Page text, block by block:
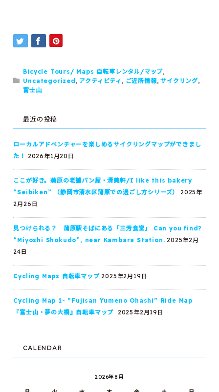
Bicycle Tours/ Maps 自転車レンタル/マップ,
Uncategorized , アクティビティ , ご近所情報,サイクリング,
富士山
最近の投稿
ローカルアドベンチャーを楽しめるサイクリングマップができまし
た！
2026年1月20日
ここが好き。蒲原の老舗パン屋・清美軒/I like this bakery
“Seibiken” （静岡市清水区蒲原での過ごし方シリーズ）
2025年
2月26日
見つけられる？ 蒲原駅そばにある「三芳食堂」 Can you find?
“Miyoshi Shokudo”, near Kambara Station. 2025年2月
24日
Cycling Maps 自転車マップ 2025年2月19日
Cycling Map 1- ”Fujisan Yumeno Ohashi” Ride Map
『富士山・夢の大橋』自転車マップ
2025年2月19日
CALENDAR
2026年8月